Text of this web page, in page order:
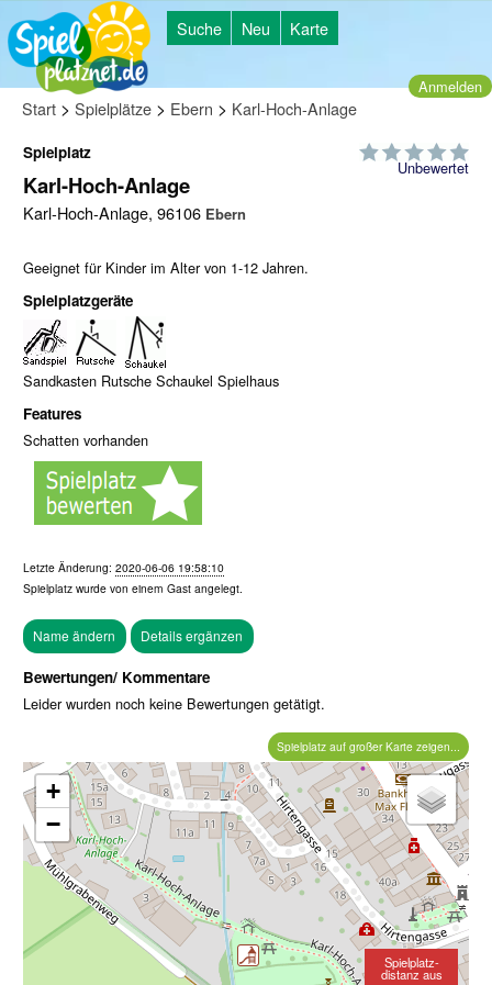
Suche Neu Karte
Anmelden
Start > Spielplätze > Ebern > Karl-Hoch-Anlage
Unbewertet
Spielplatz
Karl-Hoch-Anlage
Karl-Hoch-Anlage, 96106 Ebern
Geeignet für Kinder im Alter von 1-12 Jahren.
Spielplatzgeräte
Sandkasten Rutsche Schaukel Spielhaus
Features
Schatten vorhanden
Letzte Änderung: 2020-06-06 19:58:10
Spielplatz wurde von einem Gast angelegt.
Bewertungen/ Kommentare
Leider wurden noch keine Bewertungen getätigt.
Spielplatz auf großer Karte zeigen...
+
−
Spielplatz-
distanz aus